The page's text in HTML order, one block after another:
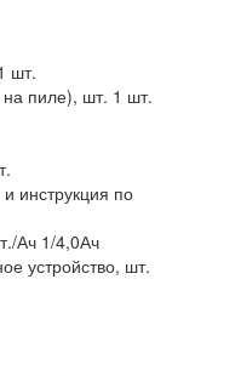
шт.
пиле), шт. 1 шт.
инструкция по
Ач 1/4,0Ач
устройство, шт.